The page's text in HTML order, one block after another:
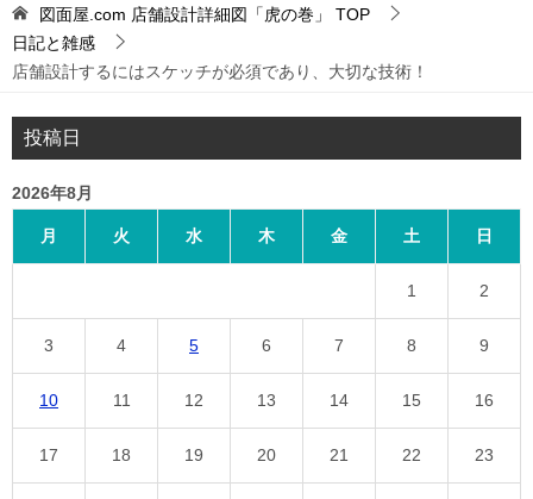
図面屋.com 店舗設計詳細図「虎の巻」
TOP
日記と雑感
店舗設計するにはスケッチが必須であり、大切な技術！
投稿日
2026年8月
月 火 水 木 金 土 日
1 2
3 4 5 6 7 8 9
10 11 12 13 14 15 16
17 18 19 20 21 22 23